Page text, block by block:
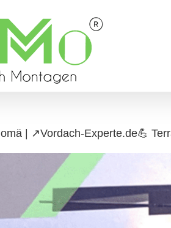
| ↗️Vordach-Experte.de💪